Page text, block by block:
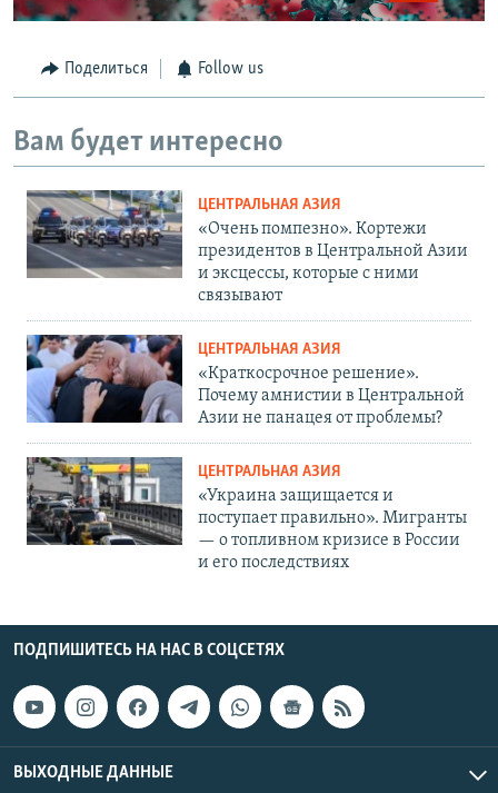
Поделиться Follow us
Вам будет интересно
ЦЕНТРАЛЬНАЯ АЗИЯ
«Очень помпезно». Кортежи
президентов в Центральной Азии
и эксцессы, которые с ними
связывают
ЦЕНТРАЛЬНАЯ АЗИЯ
«Краткосрочное решение».
Почему амнистии в Центральной
Азии не панацея от проблемы?
ЦЕНТРАЛЬНАЯ АЗИЯ
«Украина защищается и
поступает правильно». Мигранты
— о топливном кризисе в России
и его последствиях
ПОДПИШИТЕСЬ НА НАС В СОЦСЕТЯХ
ВЫХОДНЫЕ ДАННЫЕ